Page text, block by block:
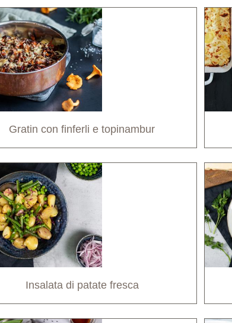
Gratin con finferli e topinambur
Insalata di patate fresca